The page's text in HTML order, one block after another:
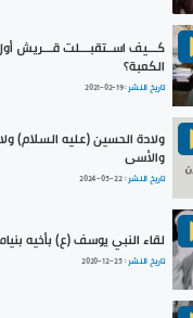
كـــيف اســتقبـــلت
الكعبة؟
تاريخ النشر :2021-02-19
ولادة الحسين (عليه السلام)
والأسى
تاريخ النشر :2024-05-22
لقاء النبي يوسف (ع) بأخيه
تاريخ النشر :2020-12-25